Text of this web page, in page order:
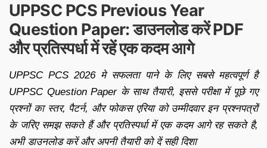
UPPSC PCS Previous Year
Question Paper: डाउनलोड करें PDF
और प्रतिस्पर्धा में रहें एक कदम आगे
UPPSC PCS 2026 मे सफलता पाने के लिए सबसे महत्वपूर्ण है
UPPSC Question Paper के साथ तैयारी, इससे परीक्षा में पूछे गए
प्रश्नों का स्तर, पैटर्न, और फोकस एरिया को उम्मीदवार इन प्रश्नपत्रों
के जरिए समझ सकते हैं और प्रतिस्पर्धा में एक कदम आगे रह सकते है,
अभी डाउनलोड करें और अपनी तैयारी को दें सही दिशा